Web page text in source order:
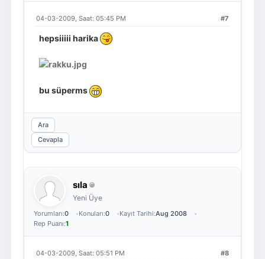
#7
04-03-2009, Saat: 05:45 PM
hepsiiiii harika
bu süperms
Ara
Cevapla
sıla
Yeni Üye
Yorumları:0 Konuları:0 Kayıt Tarihi:Aug 2008
Rep Puanı:1
#8
04-03-2009, Saat: 05:51 PM